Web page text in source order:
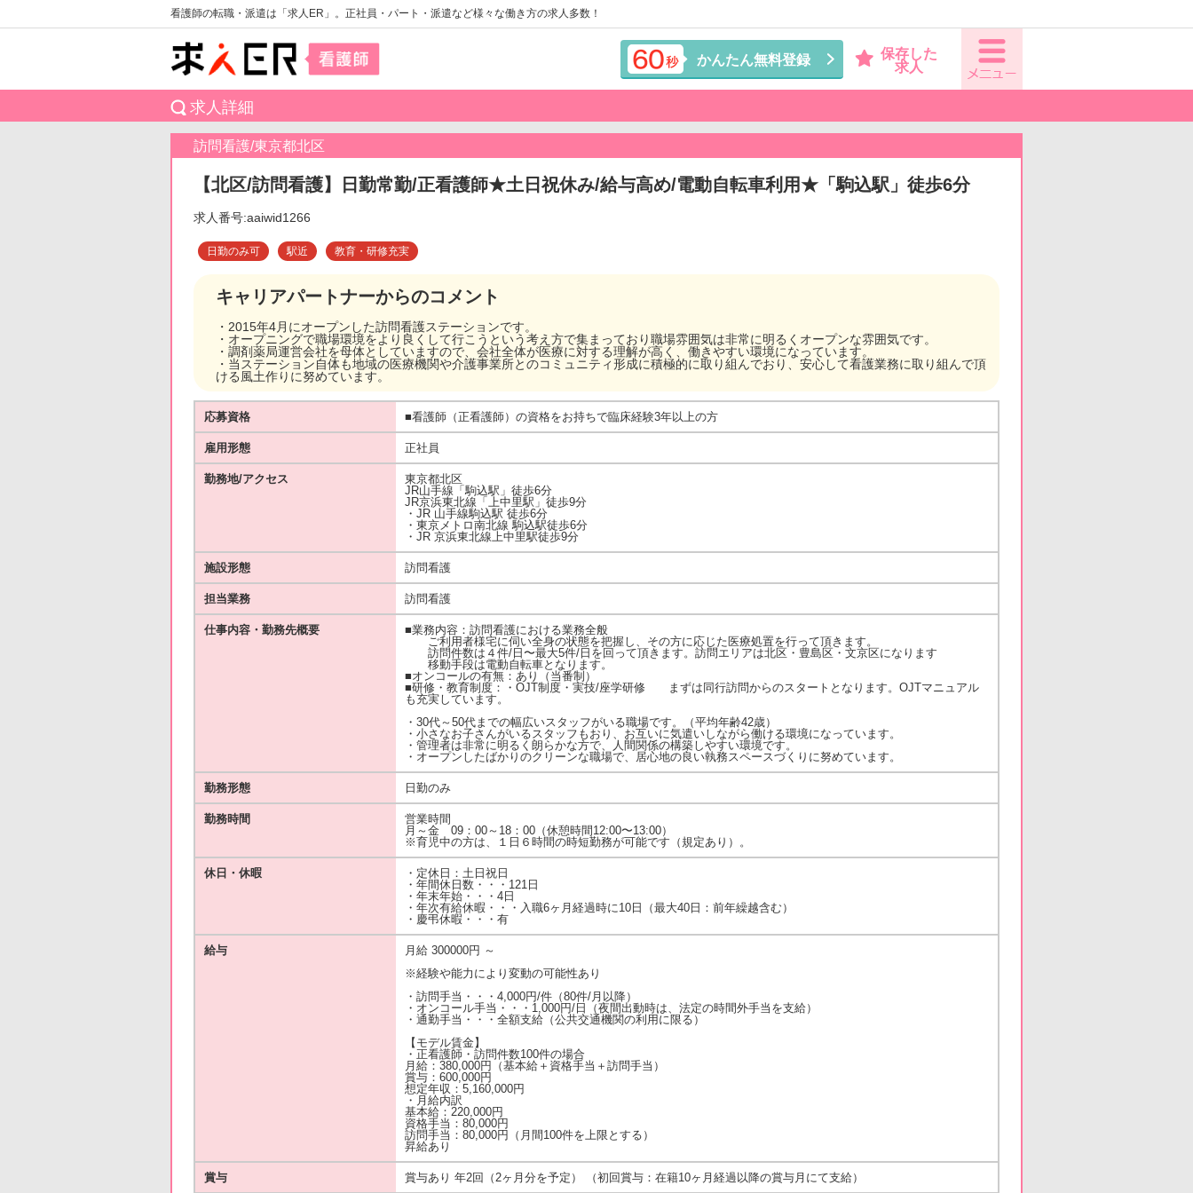
看護師の転職・派遣は「求人ER」。正社員・パート・派遣など様々な働き方の求人多数！
かんたん無料登録
保存した
求人
求人詳細
訪問看護/東京都北区
【北区/訪問看護】日勤常勤/正看護師★土日祝休み/給与高め/電動自転車利用★「駒込駅」徒歩6分
求人番号:aaiwid1266
日勤のみ可 駅近 教育・研修充実
キャリアパートナーからのコメント
・2015年4月にオープンした訪問看護ステーションです。
・オープニングで職場環境をより良くして行こうという考え方で集まっており職場雰囲気は非常に明るくオープンな雰囲気です。
・調剤薬局運営会社を母体としていますので、会社全体が医療に対する理解が高く、働きやすい環境になっています。
・当ステーション自体も地域の医療機関や介護事業所とのコミュニティ形成に積極的に取り組んでおり、安心して看護業務に取り組んで頂
ける風土作りに努めています。
応募資格 ■看護師（正看護師）の資格をお持ちで臨床経験3年以上の方
雇用形態 正社員
勤務地/アクセス
東京都北区
JR山手線「駒込駅」徒歩6分
JR京浜東北線「上中里駅」徒歩9分
・JR 山手線駒込駅 徒歩6分
・東京メトロ南北線 駒込駅徒歩6分
・JR 京浜東北線上中里駅徒歩9分
施設形態 訪問看護
担当業務 訪問看護
仕事内容・勤務先概要
■業務内容：訪問看護における業務全般
ご利用者様宅に伺い全身の状態を把握し、その方に応じた医療処置を行って頂きます。
訪問件数は４件/日〜最大5件/日を回って頂きます。訪問エリアは北区・豊島区・文京区になります
移動手段は電動自転車となります。
■オンコールの有無：あり（当番制）
■研修・教育制度：・OJT制度・実技/座学研修 まずは同行訪問からのスタートとなります。OJTマニュアル
も充実しています。
・30代～50代までの幅広いスタッフがいる職場です。（平均年齢42歳）
・小さなお子さんがいるスタッフもおり、お互いに気遣いしながら働ける環境になっています。
・管理者は非常に明るく朗らかな方で、人間関係の構築しやすい環境です。
・オープンしたばかりのクリーンな職場で、居心地の良い執務スペースづくりに努めています。
勤務形態 日勤のみ
勤務時間
営業時間
月～金 09：00～18：00（休憩時間12:00〜13:00）
※育児中の方は、１日６時間の時短勤務が可能です（規定あり）。
休日・休暇
・定休日：土日祝日
・年間休日数・・・121日
・年末年始・・・4日
・年次有給休暇・・・入職6ヶ月経過時に10日（最大40日：前年繰越含む）
・慶弔休暇・・・有
給与
月給 300000円 ～
※経験や能力により変動の可能性あり
・訪問手当・・・4,000円/件（80件/月以降）
・オンコール手当・・・1,000円/日（夜間出動時は、法定の時間外手当を支給）
・通勤手当・・・全額支給（公共交通機関の利用に限る）
【モデル賃金】
・正看護師・訪問件数100件の場合
月給：380,000円（基本給＋資格手当＋訪問手当）
賞与：600,000円
想定年収：5,160,000円
・月給内訳
基本給：220,000円
資格手当：80,000円
訪問手当：80,000円（月間100件を上限とする）
昇給あり
賞与 賞与あり 年2回（2ヶ月分を予定） （初回賞与：在籍10ヶ月経過以降の賞与月にて支給）